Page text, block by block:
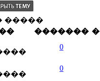
�����
�������
0
0